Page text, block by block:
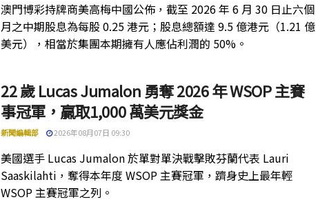
澳門博彩持牌商美高梅中國公佈，截至 2026 年 6 月 30 日止六個
月之中期股息為每股 0.25 港元；股息總額達 9.5 億港元（1.21 億
美元），相當於集團本期擁有人應佔利潤的 50%。
22 歲 Lucas Jumalon 勇奪 2026 年 WSOP 主賽
事冠軍，贏取1,000 萬美元獎金
新聞編輯部 2026年08月07日 09:30
美國選手 Lucas Jumalon 於單對單決戰擊敗芬蘭代表 Lauri
Saaskilahti，奪得本年度 WSOP 主賽冠軍，躋身史上最年輕
WSOP 主賽冠軍之列。